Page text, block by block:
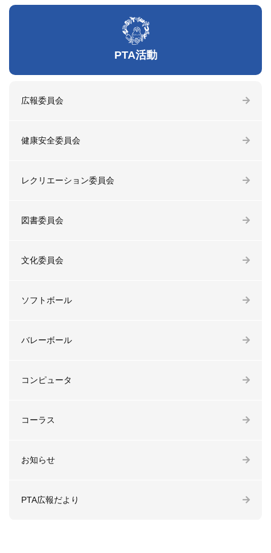
PTA活動
広報委員会
健康安全委員会
レクリエーション委員会
図書委員会
文化委員会
ソフトボール
バレーボール
コンピュータ
コーラス
お知らせ
PTA広報だより